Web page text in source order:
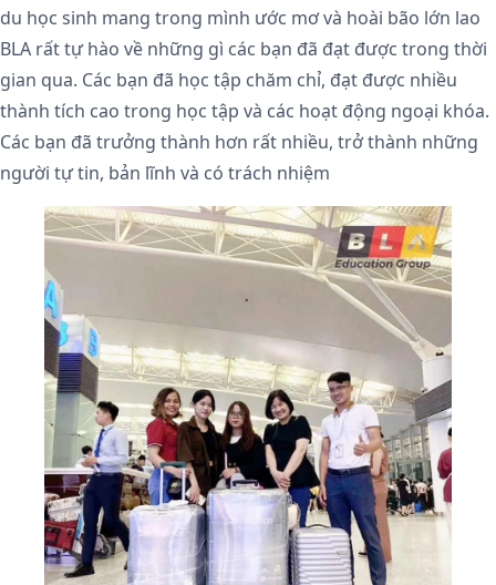
du học sinh mang trong mình ước mơ và hoài bão lớn lao
BLA rất tự hào về những gì các bạn đã đạt được trong thời
gian qua. Các bạn đã học tập chăm chỉ, đạt được nhiều
thành tích cao trong học tập và các hoạt động ngoại khóa.
Các bạn đã trưởng thành hơn rất nhiều, trở thành những
người tự tin, bản lĩnh và có trách nhiệm